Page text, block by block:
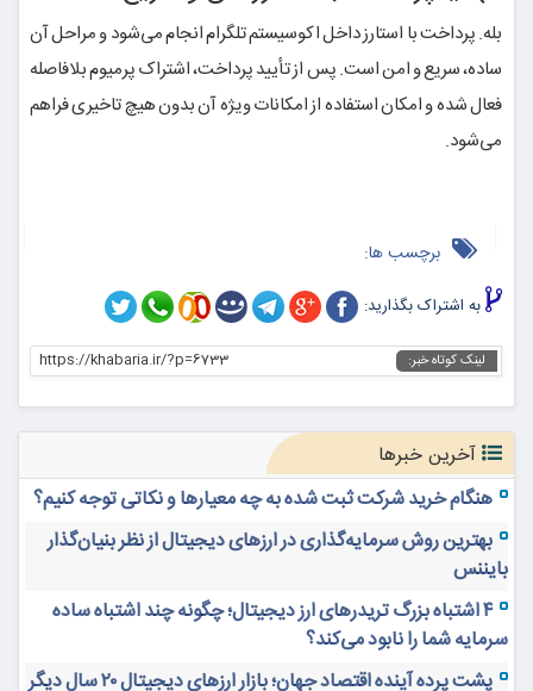
بله. پرداخت با استارز داخل اکوسیستم تلگرام انجام می‌شود و مراحل آن
ساده، سریع و امن است. پس از تأیید پرداخت، اشتراک پرمیوم بلافاصله
فعال شده و امکان استفاده از امکانات ویژه آن بدون هیچ تاخیری فراهم
می‌شود.
برچسب ها:
به اشتراک بگذارید:
لینک کوتاه خبر: https://khabaria.ir/?p=6733
آخرین خبرها
هنگام خرید شرکت ثبت شده به چه معیارها و نکاتی توجه کنیم؟
بهترین روش سرمایه‌گذاری در ارزهای دیجیتال از نظر بنیان‌گذار
بایننس
۴ اشتباه بزرگ تریدرهای ارز دیجیتال؛ چگونه چند اشتباه ساده
سرمایه شما را نابود می‌کند؟
پشت پرده آینده اقتصاد جهان؛ بازار ارزهای دیجیتال ۲۰ سال دیگر